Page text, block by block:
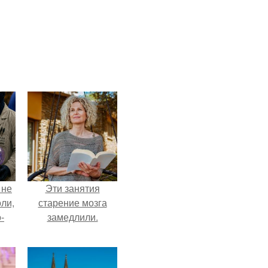
Эти занятия
старение мозга
замедлили.